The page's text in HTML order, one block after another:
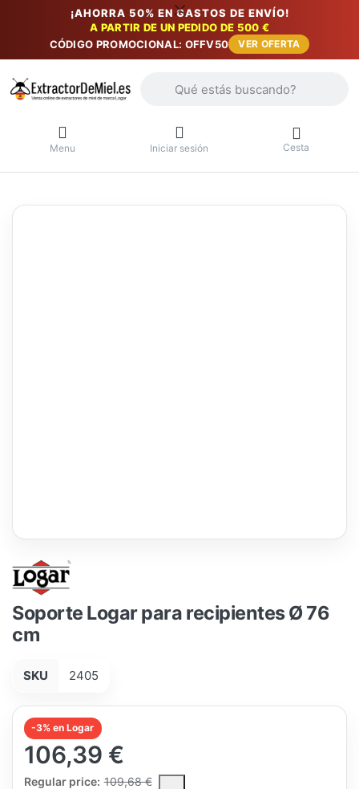
¡AHORRA 50% EN GASTOS DE ENVÍO!
A PARTIR DE UN PEDIDO DE 500 €
CÓDIGO PROMOCIONAL: OFFV50
VER OFERTA
Menu Iniciar sesión Cesta
Soporte Logar para recipientes Ø 76
cm
SKU 2405
-3% en Logar
106,39 €
Regular price: 109,68 €
The Regular Price is the median selling price paid by